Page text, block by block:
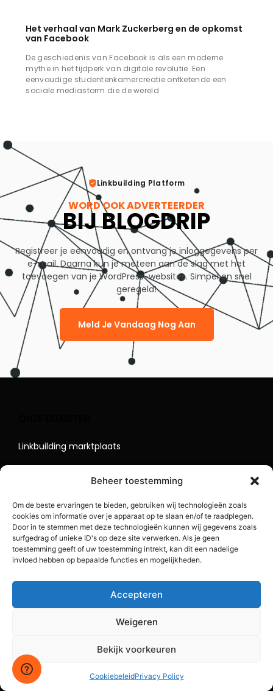
Beheer toestemming
Om de beste ervaringen te bieden, gebruiken wij technologieën zoals
cookies om informatie over je apparaat op te slaan en/of te raadplegen.
Door in te stemmen met deze technologieën kunnen wij gegevens zoals
surfgedrag of unieke ID's op deze site verwerken. Als je geen
toestemming geeft of uw toestemming intrekt, kan dit een nadelige
invloed hebben op bepaalde functies en mogelijkheden.
Accepteren
Weigeren
Bekijk voorkeuren
CookiebeleidPrivacy Policy
Het verhaal van Mark Zuckerberg en de opkomst
van Facebook
De geschiedenis van Facebook is als een moderne
mythe in het tijdperk van digitale revolutie. Een
eenvoudige studentenkamercreatie ontketende een
sociale mediastorm die de wereld
Linkbuilding Platform
WORD OOK ADVERTEERDER
BIJ BLOGDRIP
Registreer je eenvoudig en ontvang je inloggegevens per
e-mail. Daarna kun je meteen aan de slag met het
toevoegen van je WordPress-websites. Simpel en snel
geregeld!
Meld Je Vandaag Nog Aan
Linkbuilding marktplaats
Backlink provider
Linkbuilding services
INFORMATIE
Definitie van linkbuilding
Definitie van anchorteksten
Hoe krijg je kwaliteit backlinks?